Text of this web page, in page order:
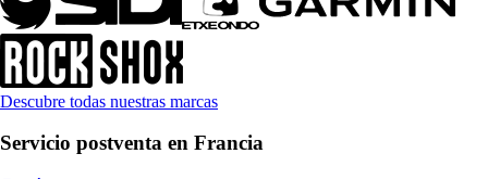
Descubre todas nuestras marcas
Servicio postventa en Francia